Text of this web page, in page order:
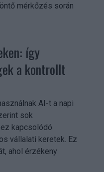
mérkőzés során
így
a kontrollt
AI-t a napi
sok
kapcsolódó
vállalati keretek. Ez
ahol érzékeny